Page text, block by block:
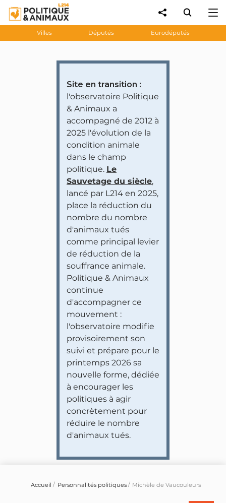
Villes Députés Eurodéputés
Site en transition :
l'observatoire Politique
& Animaux a
accompagné de 2012 à
2025 l'évolution de la
condition animale
dans le champ
politique. Le
Sauvetage du siècle,
lancé par L214 en 2025,
place la réduction du
nombre du nombre
d'animaux tués
comme principal levier
de réduction de la
souffrance animale.
Politique & Animaux
continue
d'accompagner ce
mouvement :
l'observatoire modifie
provisoirement son
suivi et prépare pour le
printemps 2026 sa
nouvelle forme, dédiée
à encourager les
politiques à agir
concrètement pour
réduire le nombre
d'animaux tués.
Accueil Personnalités politiques Michèle de Vaucouleurs